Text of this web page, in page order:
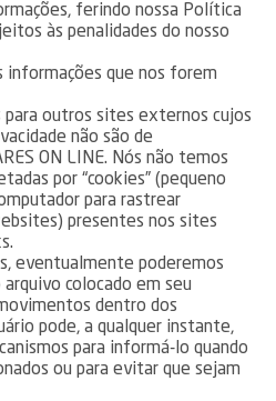
ferindo nossa Política
às penalidades do nosso
informações que nos forem
outros sites externos cujos
não são de
ON LINE. Nós não temos
por “cookies” (pequeno
para rastrear
presentes nos sites
eventualmente poderemos
colocado em seu
dentro dos
pode, a qualquer instante,
para informá-lo quando
ou para evitar que sejam